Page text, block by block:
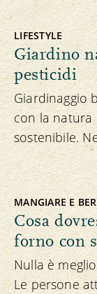
LIFESTYLE
Giardino
pesticidi
Giardinaggio
con la natura
sostenibile.
MANGIARE E
Cosa
forno con
Nulla è
Le persone